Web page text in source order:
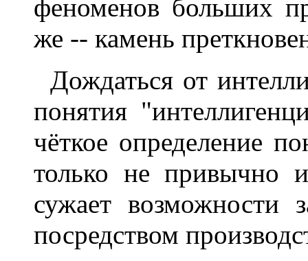
феноменов больших
же -- камень
Дождаться от
понятия
чёткое определение
только не привычно
сужает возможности
посредством